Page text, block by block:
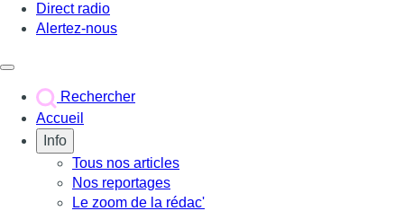
Direct radio
Alertez-nous
Rechercher
Accueil
Info
Tous nos articles
Nos reportages
Le zoom de la rédac'